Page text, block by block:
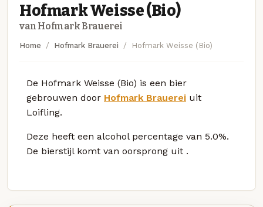
Hofmark Weisse (Bio)
van Hofmark Brauerei
Home Hofmark Brauerei Hofmark Weisse (Bio)
De Hofmark Weisse (Bio) is een bier
gebrouwen door Hofmark Brauerei uit
Loifling.
Deze heeft een alcohol percentage van 5.0%.
De bierstijl komt van oorsprong uit .